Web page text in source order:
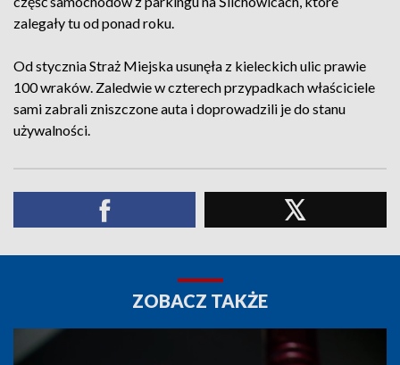
zalegały tu od ponad roku.
Od stycznia Straż Miejska usunęła z kieleckich ulic prawie
100 wraków. Zaledwie w czterech przypadkach właściciele
sami zabrali zniszczone auta i doprowadzili je do stanu
używalności.
ZOBACZ TAKŻE